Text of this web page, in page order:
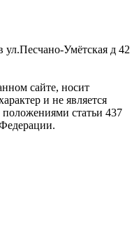
ул.Песчано-Умётская д 42
сайте, носит
и не является
статьи 437